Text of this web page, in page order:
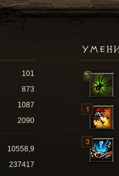
101
873
1087
2090
10558,9
237417